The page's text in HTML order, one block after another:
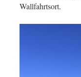
Wallfahrtsort.